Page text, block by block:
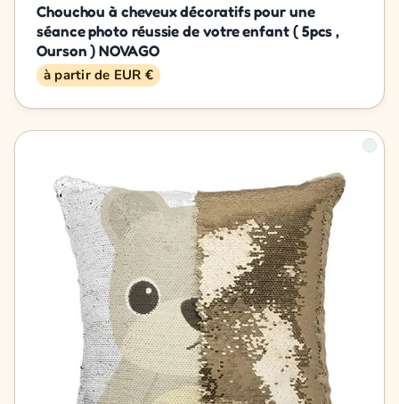
Chouchou à cheveux décoratifs pour une
séance photo réussie de votre enfant ( 5pcs ,
Ourson ) NOVAGO
à partir de EUR €